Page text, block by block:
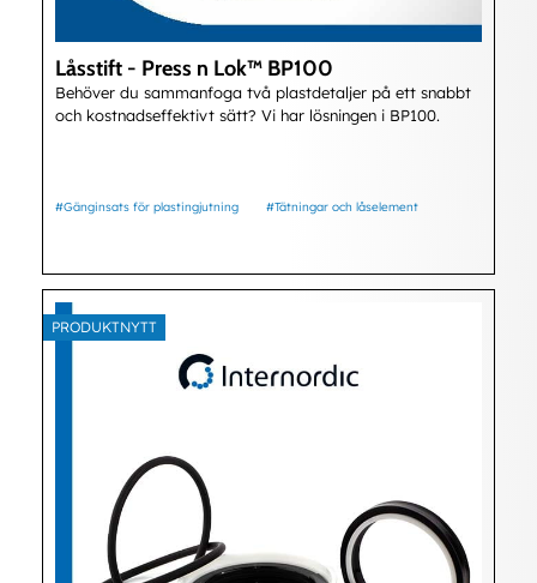
Låsstift - Press n Lok™ BP100
Behöver du sammanfoga två plastdetaljer på ett snabbt
och kostnadseffektivt sätt? Vi har lösningen i BP100.
#Gänginsats för plastingjutning #Tätningar och låselement
PRODUKTNYTT